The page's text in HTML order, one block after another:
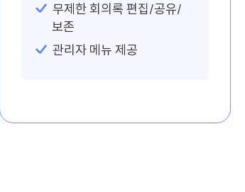
무제한 회의록 편집/공유/
보존
관리자 메뉴 제공